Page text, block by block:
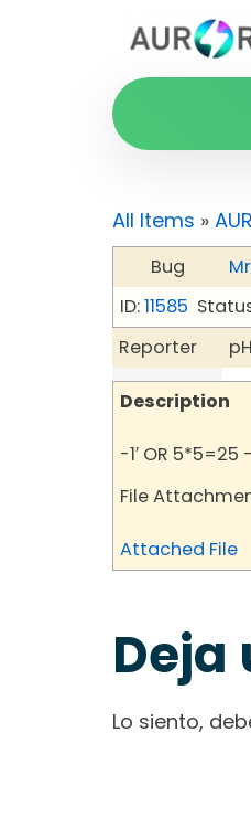
All Items »
Bug
ID:11585
Reporter
Description
-1′ OR 5*5=25
File
Attached File
Deja
Lo siento,